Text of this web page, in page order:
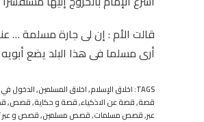
قالت الأم : إن لى جارة مسلمة …
أرى مسلما فى هذا البلد يضع
TAGS: اخلاق الإسلام,اخلاق المسلمين,الدخول في
قصة,قصة عن الاذكياء,قصة و حكاية,قصص,
عبر,قصص مسلمات,قصص مسلمين,قصص و عبر